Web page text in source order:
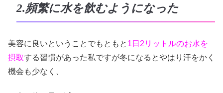
2.頻繁に水を飲むようになった
美容に良いということでもともと 1日2リットルのお水を
摂取する習慣があった私ですが冬になるとやはり汗をかく
機会も少なく、